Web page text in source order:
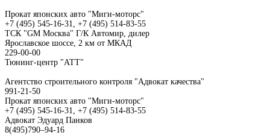
Прокат японских авто "Миги-моторс"
+7 (495) 545-16-31, +7 (495) 514-83-55
ТСК "GM Москва" Г/К Автомир, дилер
Ярославское шоссе, 2 км от МКАД
229-00-00
Тюнинг-центр "АТТ"
Агентство строительного контроля "Адвокат качества"
991-21-50
Прокат японских авто "Миги-моторс"
+7 (495) 545-16-31, +7 (495) 514-83-55
Адвокат Эдуард Панков
8(495)790–94-16